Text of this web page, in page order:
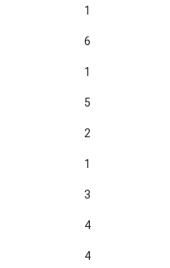
1
6
1
5
2
1
3
4
4